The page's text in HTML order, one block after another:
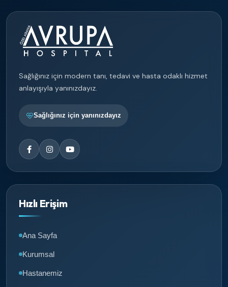
Sağlığınız için modern tanı, tedavi ve hasta odaklı hizmet
anlayışıyla yanınızdayız.
Sağlığınız için yanınızdayız
Hızlı Erişim
Ana Sayfa
Kurumsal
Hastanemiz